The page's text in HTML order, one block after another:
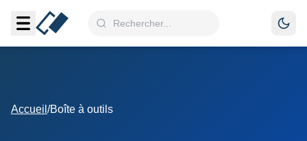
Accueil /Boîte à outils